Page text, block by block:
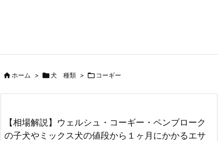
ホーム > 犬 種類 >  コーギー
【相場解説】ウェルシュ・コーギー・ペンブローク
の子犬やミックス犬の値段から１ヶ月にかかるエサ